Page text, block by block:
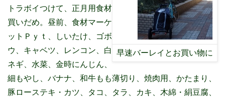
早速バーレイとお買い物に
トラボイつけて、正月用食材
買いだめ。昼前、食材マーケ
ットＰｙｔ、しいたけ、ゴボ
ウ、キャベツ、レンコン、白
ネギ、水菜、金時にんじん、
細もやし、バナナ、和牛もも薄切り、焼肉用、かたまり、
豚ローステキ・カツ、タコ、タラ、カキ、木綿・絹豆腐、